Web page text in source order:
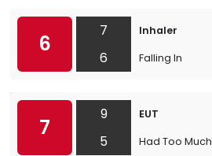
6
7
6
Inhaler
Falling In
7
9
5
EUT
Had Too Much